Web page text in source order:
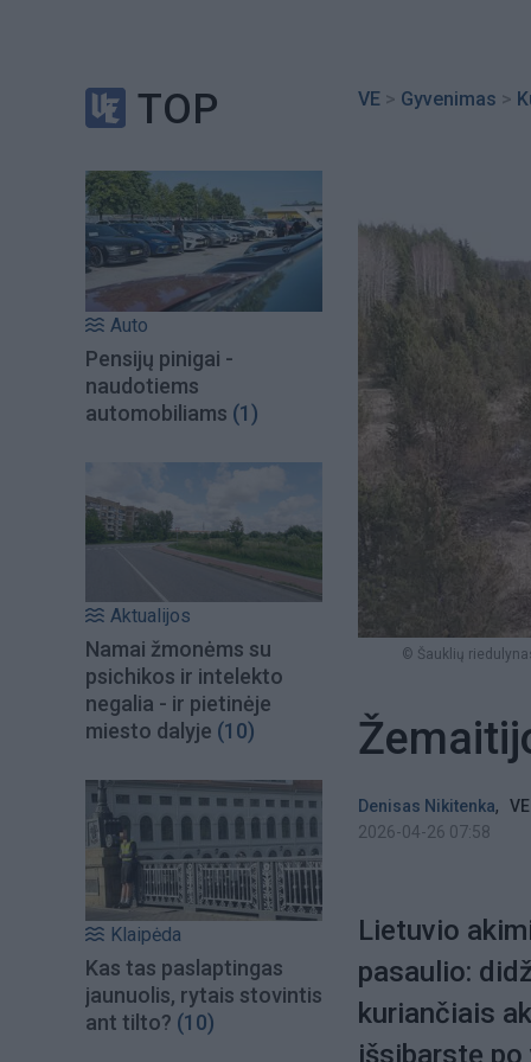
TOP
Auto
Pensijų pinigai -
naudotiems
automobiliams (1)
Aktualijos
Namai žmonėms su
psichikos ir intelekto
negalia - ir pietinėje
miesto dalyje (10)
Klaipėda
Kas tas paslaptingas
jaunuolis, rytais stovintis
ant tilto? (10)
VE > Gyvenimas >
© Šauklių
Denisas Nikitenka,
2026-04-26 07:58
Lietuvio
pasaulio:
kuriančiais
išsibarstę po